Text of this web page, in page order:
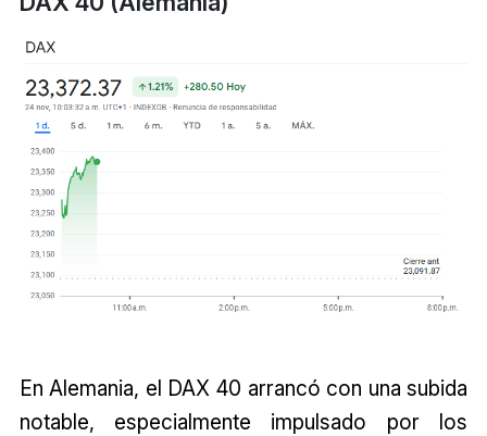
En Alemania, el DAX 40 arrancó con una subida
notable, especialmente impulsado por los